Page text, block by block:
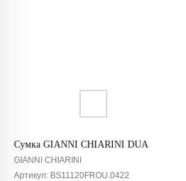
Сумка GIANNI CHIARINI DUA
GIANNI CHIARINI
Артикул: BS11120FROU.0422